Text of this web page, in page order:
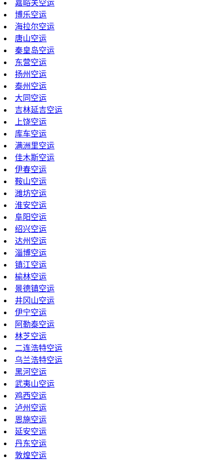
嘉峪关空运
博乐空运
海拉尔空运
唐山空运
秦皇岛空运
东营空运
扬州空运
泰州空运
大同空运
吉林延吉空运
上饶空运
库车空运
满洲里空运
佳木斯空运
伊春空运
鞍山空运
潍坊空运
淮安空运
阜阳空运
绍兴空运
达州空运
淄博空运
镇江空运
榆林空运
景德镇空运
井冈山空运
伊宁空运
阿勒泰空运
林芝空运
二连浩特空运
乌兰浩特空运
黑河空运
武夷山空运
鸡西空运
泸州空运
恩施空运
延安空运
丹东空运
敦煌空运